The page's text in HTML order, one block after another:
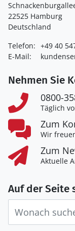
22525 Hamburg
Deutschland
Telefon: +49 40
E-Mail:
Nehmen Sie
0800-
Täglich
Zum
Wir
Zum
Aktuelle
Auf der Seite